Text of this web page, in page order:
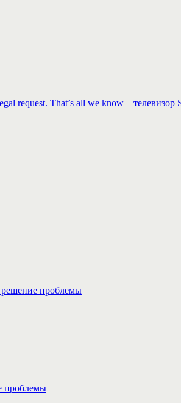
request. That’s all we know – телевизор
проблемы
проблемы